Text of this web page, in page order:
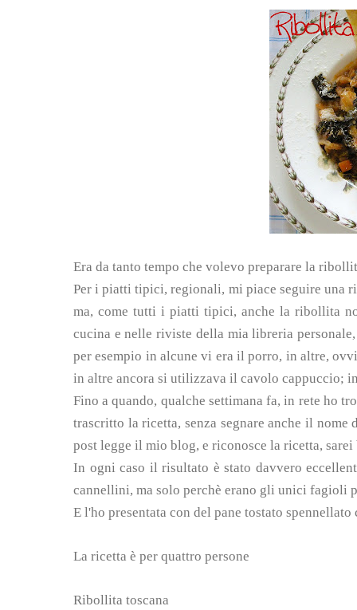
Era da tanto tempo che volevo preparare la
Per i piatti tipici, regionali, mi piace seguire una
ma, come tutti i piatti tipici, anche la ribollita
cucina e nelle riviste della mia libreria
per esempio in alcune vi era il porro, in altre,
in altre ancora si utilizzava il cavolo cappuccio;
Fino a quando, qualche settimana fa, in rete ho
trascritto la ricetta, senza segnare anche il
post legge il mio blog, e riconosce la ricetta,
In ogni caso il risultato è stato davvero
cannellini, ma solo perchè erano gli unici fagioli
E l'ho presentata con del pane tostato
La ricetta è per quattro persone
Ribollita toscana